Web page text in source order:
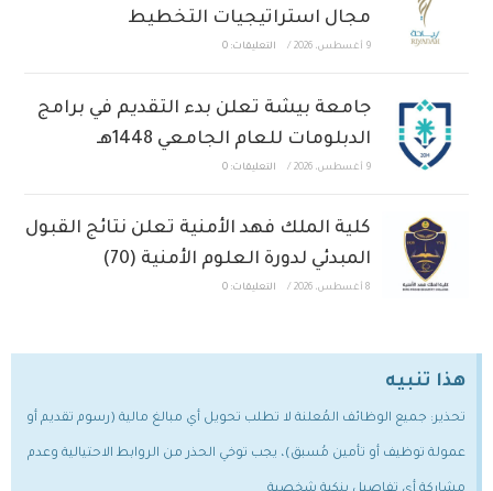
مجال استراتيجيات التخطيط
9 أغسطس، 2026 / التعليقات: 0
جامعة بيشة تعلن بدء التقديم في برامج
الدبلومات للعام الجامعي 1448هـ
9 أغسطس، 2026 / التعليقات: 0
كلية الملك فهد الأمنية تعلن نتائج القبول
المبدئي لدورة العلوم الأمنية (70)
8 أغسطس، 2026 / التعليقات: 0
هذا تنبيه
تحذير: جميع الوظائف المُعلنة لا تطلب تحويل أي مبالغ مالية (رسوم تقديم أو
عمولة توظيف أو تأمين مُسبق)، يجب توخي الحذر من الروابط الاحتيالية وعدم